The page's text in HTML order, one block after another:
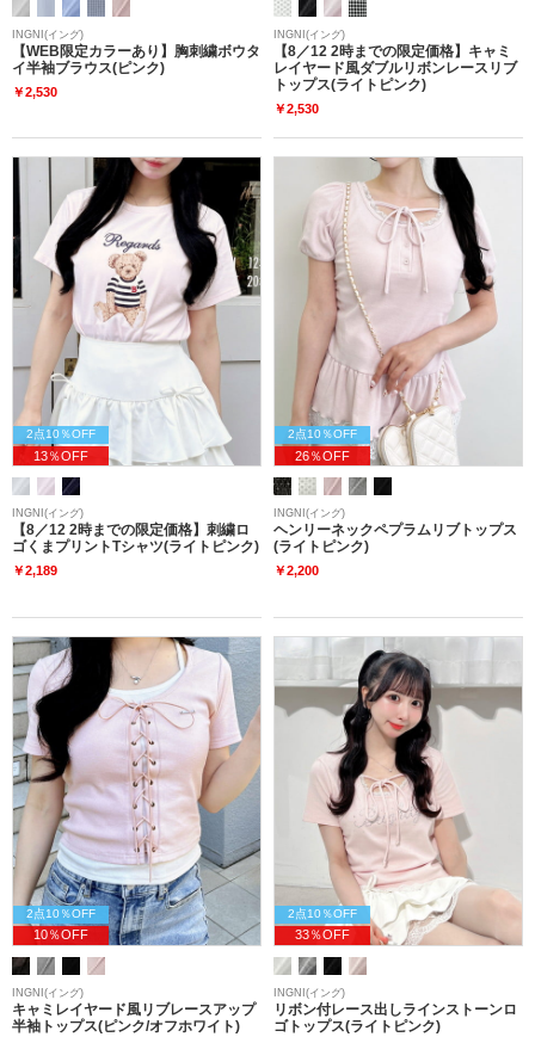
INGNI(イング)
【WEB限定カラーあり】胸刺繍ボウタ
イ半袖ブラウス(ピンク)
￥2,530
INGNI(イング)
【8／12 2時までの限定価格】キャミ
レイヤード風ダブルリボンレースリブ
トップス(ライトピンク)
￥2,530
2点10％OFF
13％OFF
INGNI(イング)
【8／12 2時までの限定価格】刺繍ロ
ゴくまプリントTシャツ(ライトピンク)
￥2,189
2点10％OFF
26％OFF
INGNI(イング)
ヘンリーネックペプラムリブトップス
(ライトピンク)
￥2,200
2点10％OFF
10％OFF
INGNI(イング)
キャミレイヤード風リブレースアップ
半袖トップス(ピンク/オフホワイト)
2点10％OFF
33％OFF
INGNI(イング)
リボン付レース出しラインストーンロ
ゴトップス(ライトピンク)